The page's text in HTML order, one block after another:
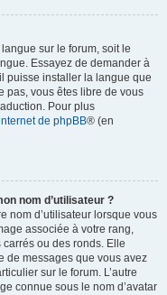
sur le forum, soit le
Essayez de demander à
puisse installer la langue que
pas, vous êtes libre de vous
Pour plus
de phpBB® (en
nom d’utilisateur ?
nom d’utilisateur lorsque vous
associée à votre rang,
ou des ronds. Elle
de messages que vous avez
sur le forum. L’autre
connue sous le nom d’avatar